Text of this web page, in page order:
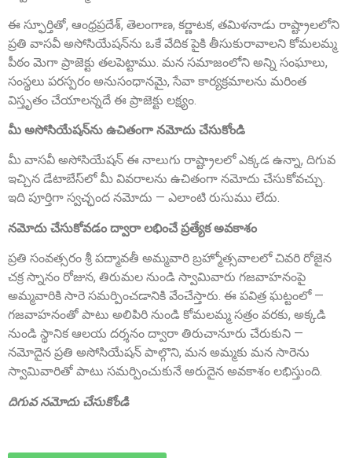
Sri P.D. Gurumurthy
Founder Donor, Chikkballapur, Karnataka
Sri Matta Raghavendra
Founder Donor, Bagepalli, Karnataka
ఈ స్ఫూర్తితో, ఆంధ్రప్రదేశ్, తెలంగాణ, కర్ణాటక, తమిళనాడు రాష్ట్రాలలోని
ప్రతి వాసవీ అసోసియేషన్‌ను ఒకే వేదిక పైకి తీసుకురావాలని కోమలమ్మ
పీఠం మెగా ప్రాజెక్టు తలపెట్టాము. మన సమాజంలోని అన్ని సంఘాలు,
సంస్థలు పరస్పరం అనుసంధానమై, సేవా కార్యక్రమాలను మరింత
విస్తృతం చేయాలన్నదే ఈ ప్రాజెక్టు లక్ష్యం.
మీ అసోసియేషన్‌ను ఉచితంగా నమోదు చేసుకోండి
మీ వాసవీ అసోసియేషన్ ఈ నాలుగు రాష్ట్రాలలో ఎక్కడ ఉన్నా, దిగువ
ఇచ్చిన డేటాబేస్‌లో మీ వివరాలను ఉచితంగా నమోదు చేసుకోవచ్చు.
ఇది పూర్తిగా స్వచ్ఛంద నమోదు — ఎలాంటి రుసుము లేదు.
నమోదు చేసుకోవడం ద్వారా లభించే ప్రత్యేక అవకాశం
ప్రతి సంవత్సరం శ్రీ పద్మావతీ అమ్మవారి బ్రహ్మోత్సవాలలో చివరి రోజైన
చక్ర స్నానం రోజున, తిరుమల నుండి స్వామివారు గజవాహనంపై
అమ్మవారికి సారె సమర్పించడానికి వేంచేస్తారు. ఈ పవిత్ర ఘట్టంలో —
గజవాహనంతో పాటు అలిపిరి నుండి కోమలమ్మ సత్రం వరకు, అక్కడి
నుండి స్థానిక ఆలయ దర్శనం ద్వారా తిరుచానూరు చేరుకుని —
నమోదైన ప్రతి అసోసియేషన్ పాల్గొని, మన అమ్మకు మన సారెను
స్వామివారితో పాటు సమర్పించుకునే అరుదైన అవకాశం లభిస్తుంది.
దిగువ నమోదు చేసుకోండి